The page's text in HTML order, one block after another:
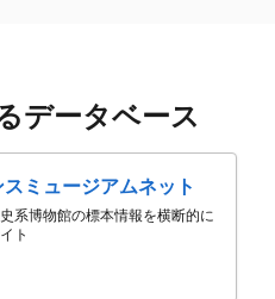
データベース
ミュージアムネット
系博物館の標本情報を横断的に
ト